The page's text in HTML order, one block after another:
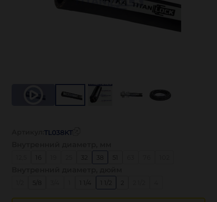
TL038KT
16 32 38
5/8